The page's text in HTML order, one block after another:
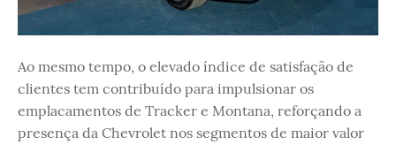
Ao mesmo tempo, o elevado índice de satisfação de
clientes tem contribuído para impulsionar os
emplacamentos de Tracker e Montana, reforçando a
presença da Chevrolet nos segmentos de maior valor